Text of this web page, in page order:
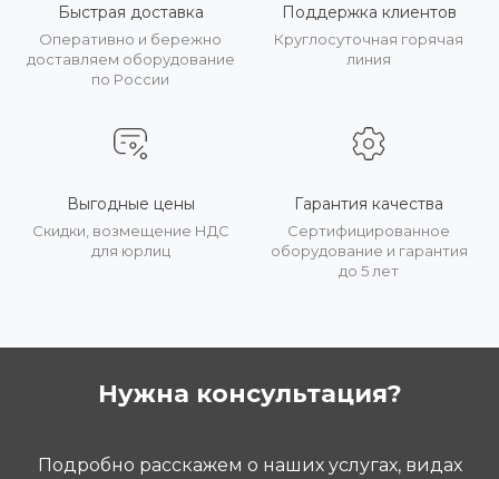
Быстрая доставка
Оперативно и бережно
доставляем оборудование
по России
Поддержка клиентов
Круглосуточная горячая
линия
Выгодные цены
Скидки, возмещение НДС
для юрлиц
Гарантия качества
Сертифицированное
оборудование и гарантия
до 5 лет
Нужна консультация?
Подробно расскажем о наших услугах, видах